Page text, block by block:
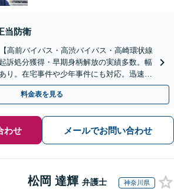
当防衛
高前バイパス・高渋バイパス・高崎環状線
訴処分獲得・早期身柄解放の実績多数。幅
り。在宅事件や少年事件にも対応。迅速対
ください【休日・夜間対応可】
料金表を見る
わせ メールでお問い合わせ
松岡 達輝 弁護士 神奈川県